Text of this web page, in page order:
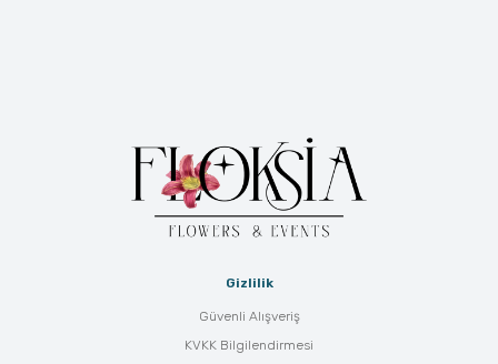
Gizlilik
Güvenli Alışveriş
KVKK Bilgilendirmesi